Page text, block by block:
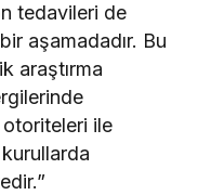
tedavileri de
aşamadadır. Bu
araştırma
otoriteleri ile
kurullarda